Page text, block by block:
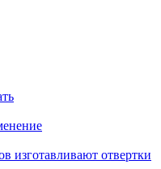
изготавливают отвертки